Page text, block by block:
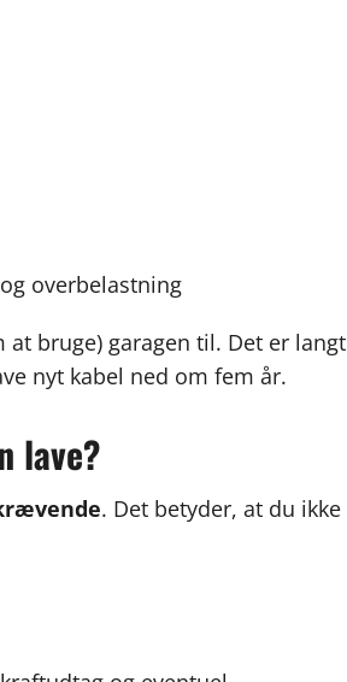
overbelastning
bruge) garagen til. Det er langt
nyt kabel ned om fem år.
lave?
. Det betyder, at du ikke